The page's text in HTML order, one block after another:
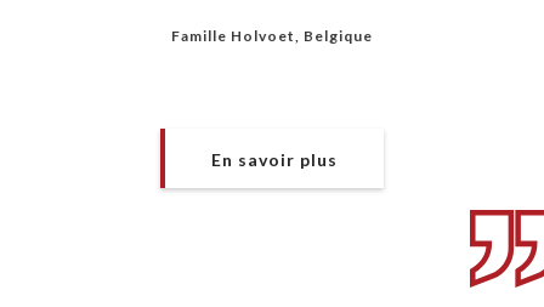
Famille Holvoet, Belgique
En savoir plus